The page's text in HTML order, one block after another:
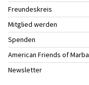
Freundeskreis
Mitglied werden
Spenden
American Friends of
Newsletter